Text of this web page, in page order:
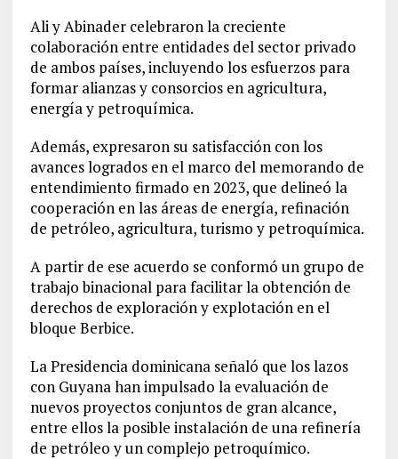
Ali y Abinader celebraron la creciente
colaboración entre entidades del sector privado
de ambos países, incluyendo los esfuerzos para
formar alianzas y consorcios en agricultura,
energía y petroquímica.
Además, expresaron su satisfacción con los
avances logrados en el marco del memorando de
entendimiento firmado en 2023, que delineó la
cooperación en las áreas de energía, refinación
de petróleo, agricultura, turismo y petroquímica.
A partir de ese acuerdo se conformó un grupo de
trabajo binacional para facilitar la obtención de
derechos de exploración y explotación en el
bloque Berbice.
La Presidencia dominicana señaló que los lazos
con Guyana han impulsado la evaluación de
nuevos proyectos conjuntos de gran alcance,
entre ellos la posible instalación de una refinería
de petróleo y un complejo petroquímico.